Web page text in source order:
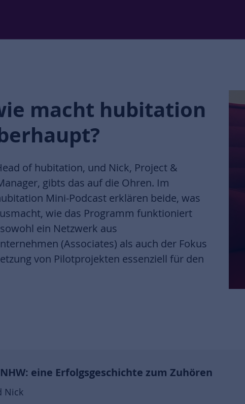
macht hubitation
of hubitation, und Nick, Project &
gibts das auf die Ohren. Im
Mini-Podcast erklären beide, was
wie das Programm funktioniert
ein Netzwerk aus
(Associates) als auch der Fokus
von Pilotprojekten essenziell für den
eine Erfolgsgeschichte zum Zuhören
Nick